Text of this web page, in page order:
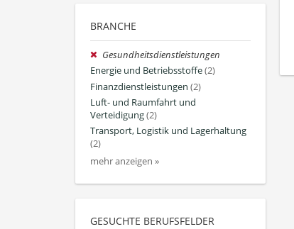
BRANCHE
Gesundheitsdienstleistungen
Energie und Betriebsstoffe(2)
Finanzdienstleistungen (2)
Luft- und Raumfahrt und
Verteidigung(2)
Transport, Logistik und Lagerhaltung
(2)
mehr anzeigen »
GESUCHTE BERUFSFELDER